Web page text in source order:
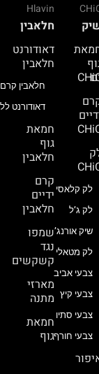
לק קלאסי
לק ג’ל
שיק אורנג’
לק מטאלי
צבעי אביב
צבעי קיץ
צבעי סתיו
צבעי חורף
Hlavin
חלאבין
דאודורנט
חלאבין
חלאבין
דאודורנט
חמאת
גוף
חלאבין
קרם
ידיים
חלאבין
שמפו
נגד
קשקשים
מארזי
מתנה
חמאת
גוף